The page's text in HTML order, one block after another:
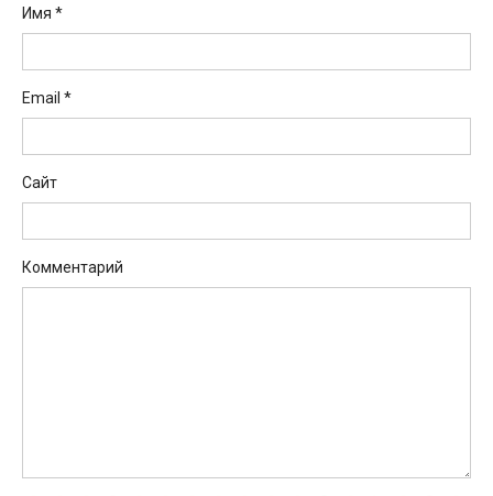
Имя *
Email *
Сайт
Комментарий